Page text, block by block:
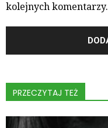
kolejnych komentarzy.
PRZECZYTAJ TEŻ